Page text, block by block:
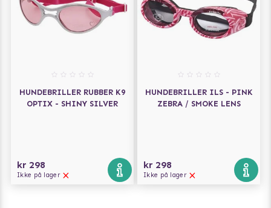
HUNDEBRILLER RUBBER K9
OPTIX - SHINY SILVER
kr 298
Ikke på lager
HUNDEBRILLER ILS - PINK
ZEBRA / SMOKE LENS
kr 298
Ikke på lager